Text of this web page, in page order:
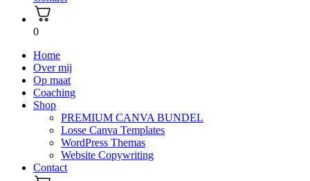
0
Home
Over mij
Op maat
Coaching
Shop
PREMIUM CANVA BUNDEL
Losse Canva Templates
WordPress Themas
Website Copywriting
Contact